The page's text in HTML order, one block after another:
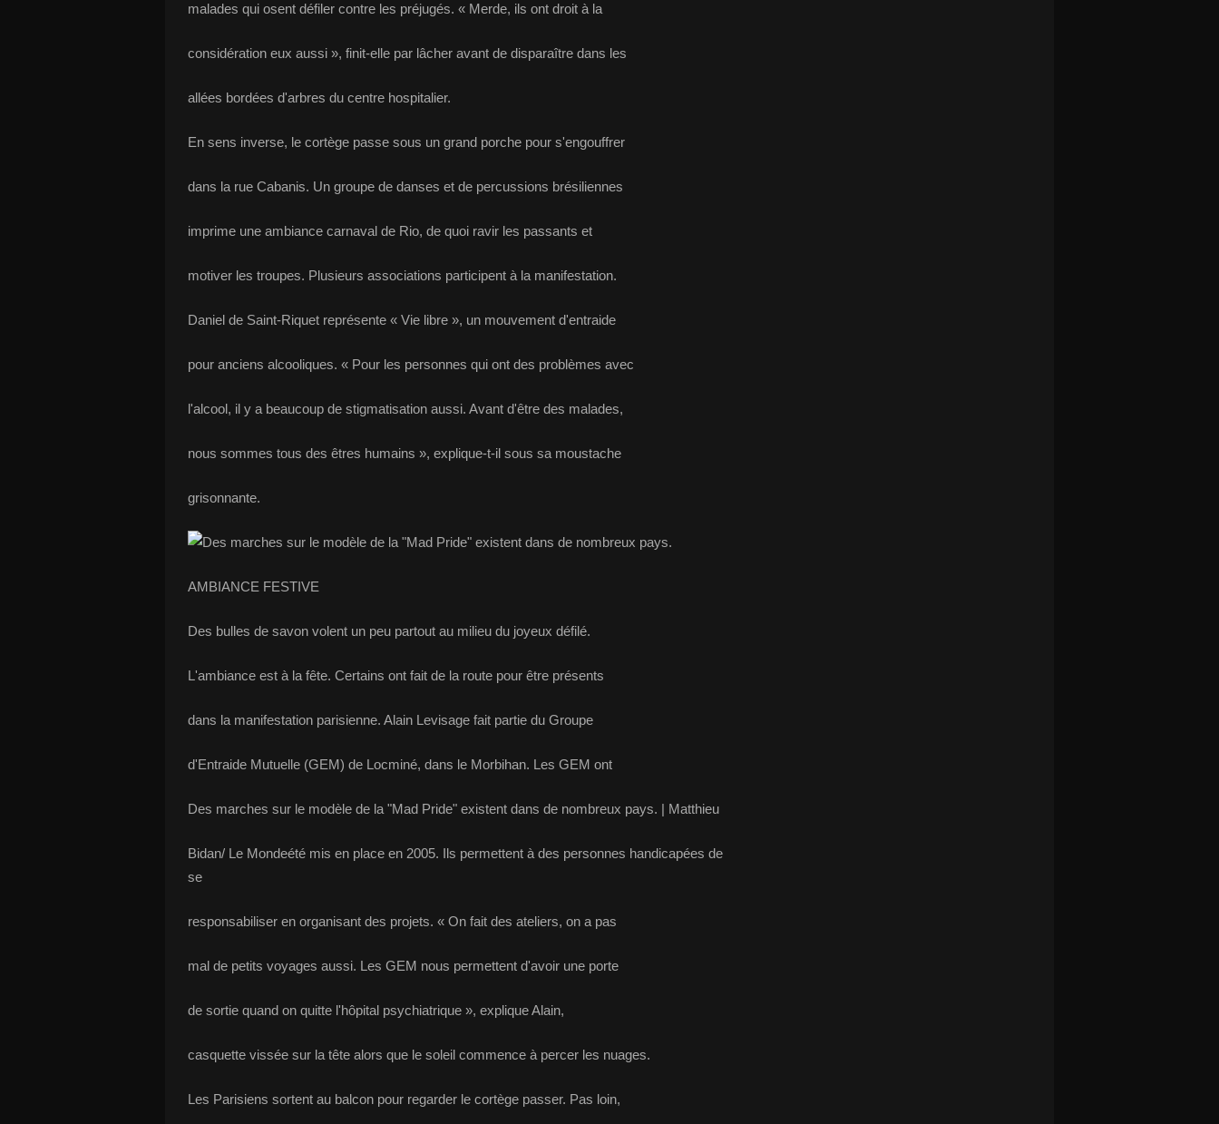
malades qui osent défiler contre les préjugés. « Merde, ils ont droit à la
considération eux aussi », finit-elle par lâcher avant de disparaître dans les
allées bordées d'arbres du centre hospitalier.
En sens inverse, le cortège passe sous un grand porche pour s'engouffrer
dans la rue Cabanis. Un groupe de danses et de percussions brésiliennes
imprime une ambiance carnaval de Rio, de quoi ravir les passants et
motiver les troupes. Plusieurs associations participent à la manifestation.
Daniel de Saint-Riquet représente « Vie libre », un mouvement d'entraide
pour anciens alcooliques. « Pour les personnes qui ont des problèmes avec
l'alcool, il y a beaucoup de stigmatisation aussi. Avant d'être des malades,
nous sommes tous des êtres humains », explique-t-il sous sa moustache
grisonnante.
AMBIANCE FESTIVE
Des bulles de savon volent un peu partout au milieu du joyeux défilé.
L'ambiance est à la fête. Certains ont fait de la route pour être présents
dans la manifestation parisienne. Alain Levisage fait partie du Groupe
d'Entraide Mutuelle (GEM) de Locminé, dans le Morbihan. Les GEM ont
Des marches sur le modèle de la "Mad Pride" existent dans de nombreux pays. | Matthieu
Bidan/ Le Mondeété mis en place en 2005. Ils permettent à des personnes handicapées de
se
responsabiliser en organisant des projets. « On fait des ateliers, on a pas
mal de petits voyages aussi. Les GEM nous permettent d'avoir une porte
de sortie quand on quitte l'hôpital psychiatrique », explique Alain,
casquette vissée sur la tête alors que le soleil commence à percer les nuages.
Les Parisiens sortent au balcon pour regarder le cortège passer. Pas loin,